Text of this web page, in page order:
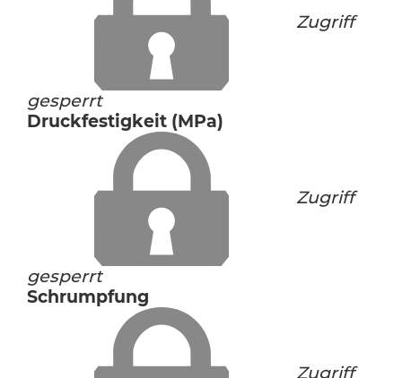
Zugriff
gesperrt
Druckfestigkeit (MPa)
Zugriff
gesperrt
Schrumpfung
Zugriff